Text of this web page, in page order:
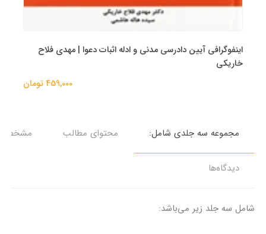
اینفوگرافی آیین دادرسی مدنی و ادله اثبات دعوا | مهدی فلاح
خاریکی
459,000 تومان
مجموعه سه جلدی شامل: محتوای مطالب
دیدگاه‌ها
شامل سه جلد زیر می‌باشد: